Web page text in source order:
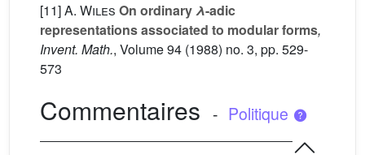
[11]A. Wiles On ordinaryλ-adic
representations associated to modular forms,
Invent. Math., Volume 94 (1988) no. 3, pp. 529-
573
Commentaires - Politique